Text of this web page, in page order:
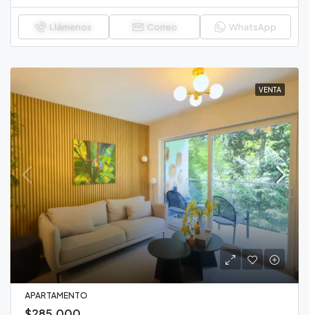
Llámenos Correo WhatsApp
VENTA
APARTAMENTO